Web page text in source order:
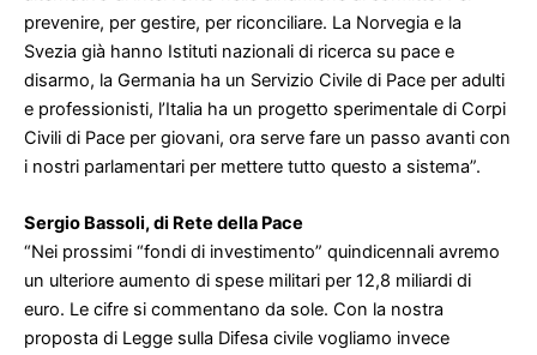
prevenire, per gestire, per riconciliare. La Norvegia e la
Svezia già hanno Istituti nazionali di ricerca su pace e
disarmo, la Germania ha un Servizio Civile di Pace per adulti
e professionisti, l’Italia ha un progetto sperimentale di Corpi
Civili di Pace per giovani, ora serve fare un passo avanti con
i nostri parlamentari per mettere tutto questo a sistema”.
Sergio Bassoli, di Rete della Pace
“Nei prossimi “fondi di investimento” quindicennali avremo
un ulteriore aumento di spese militari per 12,8 miliardi di
euro. Le cifre si commentano da sole. Con la nostra
proposta di Legge sulla Difesa civile vogliamo invece